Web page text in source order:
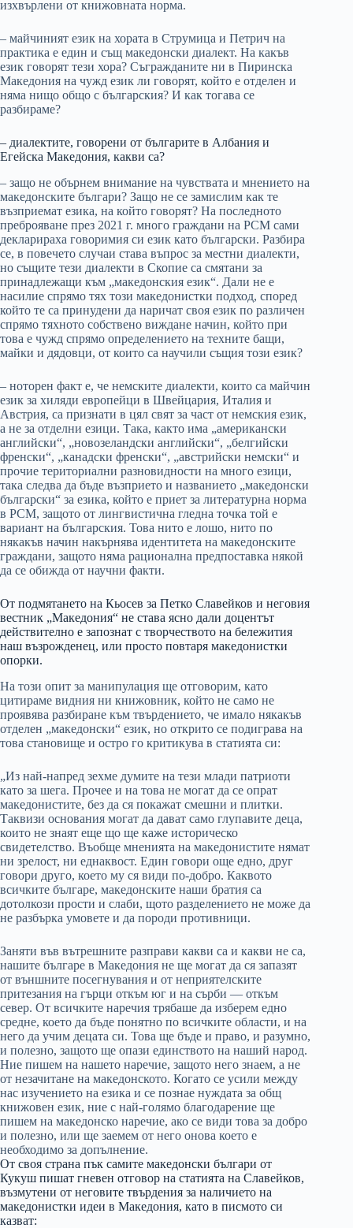
изхвърлени от книжовната норма.
– майчиният език на хората в Струмица и Петрич на
практика е един и същ македонски диалект. На какъв
език говорят тези хора? Съгражданите ни в Пиринска
Македония на чужд език ли говорят, който е отделен и
няма нищо общо с българския? И как тогава се
разбираме?
– диалектите, говорени от българите в Албания и
Егейска Македония, какви са?
– защо не обърнем внимание на чувствата и мнението на
македонските българи? Защо не се замислим как те
възприемат езика, на който говорят? На последното
преброяване през 2021 г. много граждани на РСМ сами
декларираха говоримия си език като български. Разбира
се, в повечето случаи става въпрос за местни диалекти,
но същите тези диалекти в Скопие са смятани за
принадлежащи към „македонския език“. Дали не е
насилие спрямо тях този македонистки подход, според
който те са принудени да наричат своя език по различен
спрямо тяхното собствено виждане начин, който при
това е чужд спрямо определението на техните бащи,
майки и дядовци, от които са научили същия този език?
– ноторен факт е, че немските диалекти, които са майчин
език за хиляди европейци в Швейцария, Италия и
Австрия, са признати в цял свят за част от немския език,
а не за отделни езици. Така, както има „американски
английски“, „новозеландски английски“, „белгийски
френски“, „канадски френски“, „австрийски немски“ и
прочие териториални разновидности на много езици,
така следва да бъде възприето и названието „македонски
български“ за езика, който е приет за литературна норма
в РСМ, защото от лингвистична гледна точка той е
вариант на българския. Това нито е лошо, нито по
някакъв начин накърнява идентитета на македонските
граждани, защото няма рационална предпоставка някой
да се обижда от научни факти.
От подмятането на Кьосев за Петко Славейков и неговия
вестник „Македония“ не става ясно дали доцентът
действително е запознат с творчеството на бележития
наш възрожденец, или просто повтаря македонистки
опорки.
На този опит за манипулация ще отговорим, като
цитираме видния ни книжовник, който не само не
проявява разбиране към твърдението, че имало някакъв
отделен „македонски“ език, но открито се подиграва на
това становище и остро го критикува в статията си:
„Из най-напред зехме думите на тези млади патриоти
като за шега. Прочее и на това не могат да се опрат
македонистите, без да ся покажат смешни и плитки.
Таквизи основания могат да дават само глупавите деца,
които не знаят еще що ще каже историческо
свидетелство. Въобще мненията на македонистите нямат
ни зрелост, ни еднаквост. Един говори още едно, друг
говори друго, което му ся види по-добро. Каквото
всичките българе, македонските наши братия са
дотолкози прости и слаби, щото разделението не може да
не разбърка умовете и да породи противници.
Заняти във вътрешните разправи какви са и какви не са,
нашите българе в Македония не ще могат да ся запазят
от външните посегнувания и от неприятелските
притезания на гърци откъм юг и на сърби — откъм
север. От всичките наречия трябаше да изберем едно
средне, което да бъде понятно по всичките области, и на
него да учим децата си. Това ще бъде и право, и разумно,
и полезно, защото ще опази единството на наший народ.
Ние пишем на нашето наречие, защото него знаем, а не
от незачитане на македонското. Когато се усили между
нас изучението на езика и се познае нуждата за общ
книжовен език, ние с най-голямо благодарение ще
пишем на македонско наречие, ако се види това за добро
и полезно, или ще заемем от него онова което е
необходимо за допълнение.
От своя страна пък самите македонски българи от
Кукуш пишат гневен отговор на статията на Славейков,
възмутени от неговите твърдения за наличието на
македонистки идеи в Македония, като в писмото си
казват: